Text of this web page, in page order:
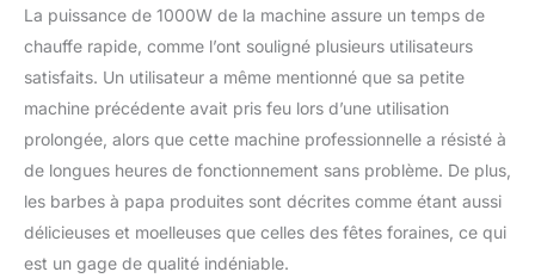
Mettez l'appareil en
marche, réglez la
température, laissez
chauffer pendant 5 à 6
minutes, puis versez le
sucre dans la tête de
filage. Il vous suffit
ensuite d'utiliser les
bâtonnets pour
récupérer les barbes à
papa dans la tête de
La puissance de 1000W de la machine assure un temps de
chauffe rapide, comme l’ont souligné plusieurs utilisateurs
satisfaits. Un utilisateur a même mentionné que sa petite
machine précédente avait pris feu lors d’une utilisation
prolongée, alors que cette machine professionnelle a résisté à
de longues heures de fonctionnement sans problème. De plus,
les barbes à papa produites sont décrites comme étant aussi
délicieuses et moelleuses que celles des fêtes foraines, ce qui
est un gage de qualité indéniable.